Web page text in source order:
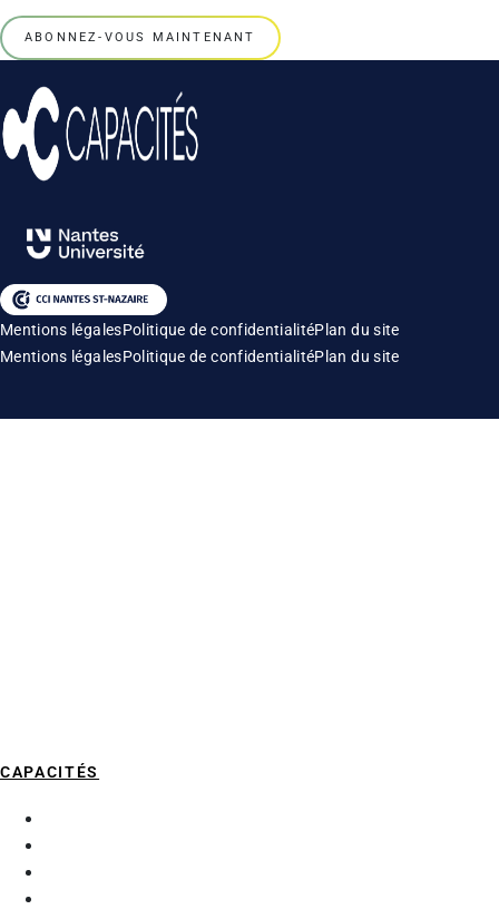
ABONNEZ-VOUS MAINTENANT
Mentions légalesPolitique de confidentialitéPlan du site
Mentions légalesPolitique de confidentialitéPlan du site
CAPACITÉS